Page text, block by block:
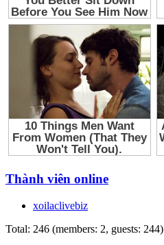
Thành viên online
xoilaclivebiz
Total: 246 (members: 2, guests: 244)